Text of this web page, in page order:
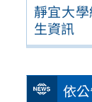
靜宜大
生資訊
依